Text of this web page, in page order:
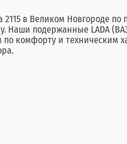
в Великом Новгороде
Наши подержанные LADA
комфорту и техническим